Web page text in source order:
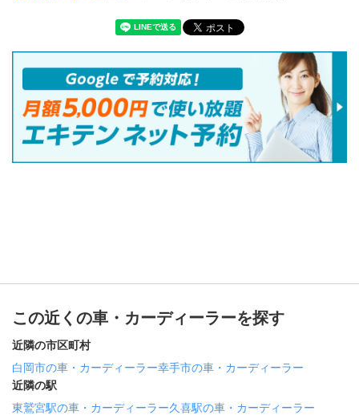
この近くの車・カーディーラーを探す
近隣の市区町村
白岡市の車・カーディーラー幸手市の車・カーディーラー
近隣の駅
東鷲宮駅の車・カーディーラー久喜駅の車・カーディーラー